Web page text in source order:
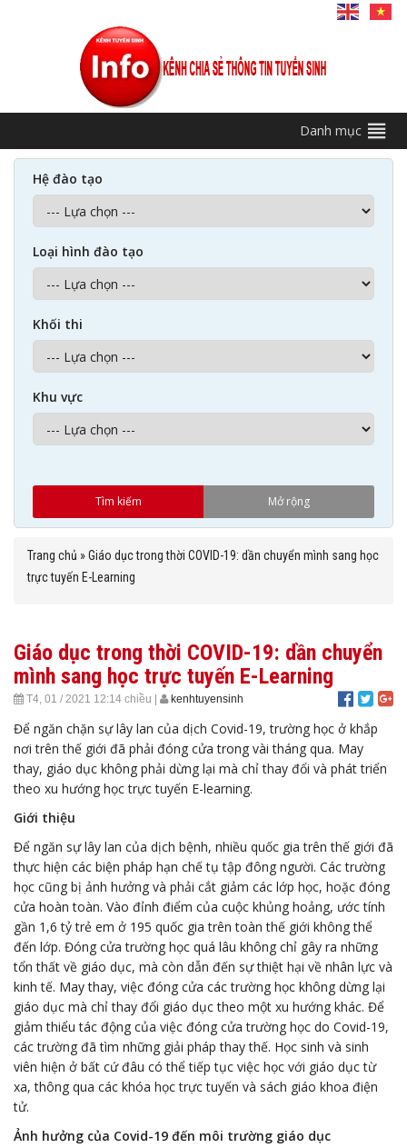
Danh mục
Hệ đào tạo
Loại hình đào tạo
Khối thi
Khu vực
Trang chủ »Giáo dục trong thời COVID-19: dần chuyển mình sang học
trực tuyến E-Learning
Giáo dục trong thời COVID-19: dần chuyển
mình sang học trực tuyến E-Learning
T4, 01 / 2021 12:14 chiều kenhtuyensinh
Để ngăn chặn sự lây lan của dịch Covid-19, trường học ở khắp
nơi trên thế giới đã phải đóng cửa trong vài tháng qua. May
thay, giáo dục không phải dừng lại mà chỉ thay đổi và phát triển
theo xu hướng học trực tuyến E-learning.
Giới thiệu
Để ngăn sự lây lan của dịch bệnh, nhiều quốc gia trên thế giới đã
thực hiện các biện pháp hạn chế tụ tập đông người. Các trường
học cũng bị ảnh hưởng và phải cắt giảm các lớp học, hoặc đóng
cửa hoàn toàn. Vào đỉnh điểm của cuộc khủng hoảng, ước tính
gần 1,6 tỷ trẻ em ở 195 quốc gia trên toàn thế giới không thể
đến lớp. Đóng cửa trường học quá lâu không chỉ gây ra những
tổn thất về giáo dục, mà còn dẫn đến sự thiệt hại về nhân lực và
kinh tế. May thay, việc đóng cửa các trường học không dừng lại
giáo dục mà chỉ thay đổi giáo dục theo một xu hướng khác. Để
giảm thiểu tác động của việc đóng cửa trường học do Covid-19,
các trường đã tìm những giải pháp thay thế. Học sinh và sinh
viên hiện ở bất cứ đâu có thể tiếp tục việc học với giáo dục từ
xa, thông qua các khóa học trực tuyến và sách giáo khoa điện
tử.
Ảnh hưởng của Covid-19 đến môi trường giáo dục